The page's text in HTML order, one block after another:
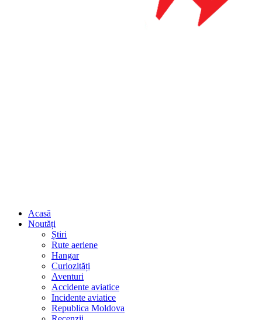
Acasă
Noutăți
Știri
Rute aeriene
Hangar
Curiozități
Aventuri
Accidente aviatice
Incidente aviatice
Republica Moldova